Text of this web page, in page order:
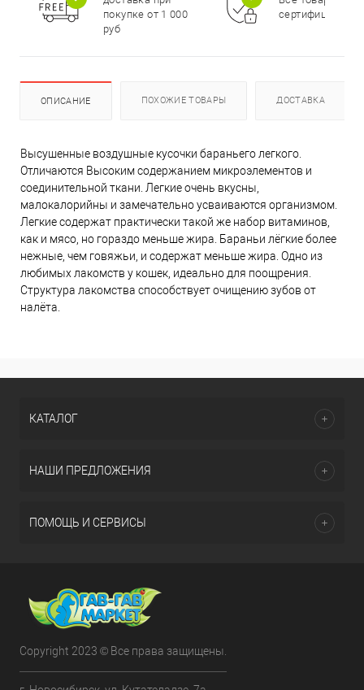
покупке от 1 000
руб
ОПИСАНИЕ ПОХОЖИЕ ТОВАРЫ ДОСТАВКА
Высушенные воздушные кусочки бараньего легкого.
Отличаются Высоким содержанием микроэлементов и
соединительной ткани. Легкие очень вкусны,
малокалорийны и замечательно усваиваются организмом.
Легкие содержат практически такой же набор витаминов,
как и мясо, но гораздо меньше жира. Бараньи лёгкие более
нежные, чем говяжьи, и содержат меньше жира. Одно из
любимых лакомств у кошек, идеально для поощрения.
Структура лакомства способствует очищению зубов от
налёта.
КАТАЛОГ
НАШИ ПРЕДЛОЖЕНИЯ
ПОМОЩЬ И СЕРВИСЫ
Copyright 2023 © Все права защищены.